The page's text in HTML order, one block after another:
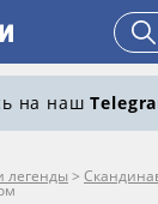
на наш
>